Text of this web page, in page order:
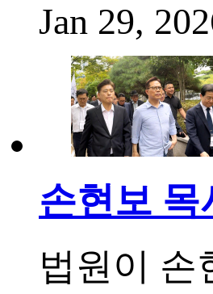
Jan 29,
손현보 목
법원이 손